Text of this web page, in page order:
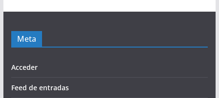
Meta
Acceder
Feed de entradas